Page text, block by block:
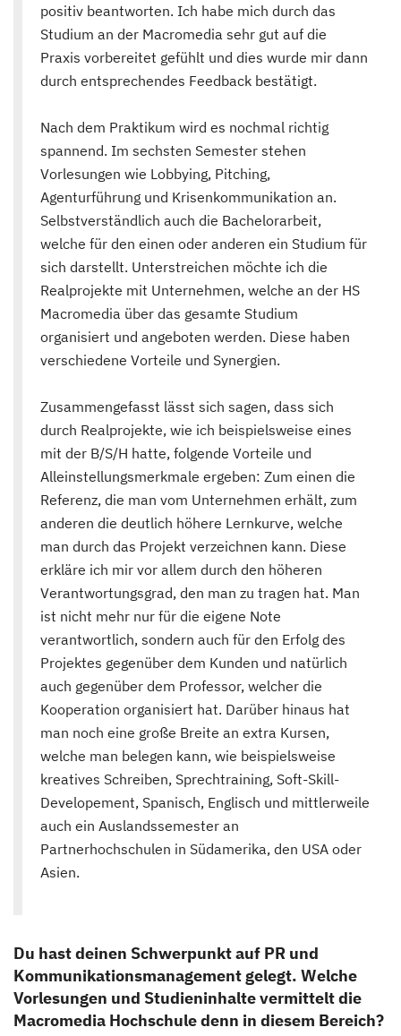
positiv beantworten. Ich habe mich durch das
Studium an der Macromedia sehr gut auf die
Praxis vorbereitet gefühlt und dies wurde mir dann
durch entsprechendes Feedback bestätigt.
Nach dem Praktikum wird es nochmal richtig
spannend. Im sechsten Semester stehen
Vorlesungen wie Lobbying, Pitching,
Agenturführung und Krisenkommunikation an.
Selbstverständlich auch die Bachelorarbeit,
welche für den einen oder anderen ein Studium für
sich darstellt. Unterstreichen möchte ich die
Realprojekte mit Unternehmen, welche an der HS
Macromedia über das gesamte Studium
organisiert und angeboten werden. Diese haben
verschiedene Vorteile und Synergien.
Zusammengefasst lässt sich sagen, dass sich
durch Realprojekte, wie ich beispielsweise eines
mit der B/S/H hatte, folgende Vorteile und
Alleinstellungsmerkmale ergeben: Zum einen die
Referenz, die man vom Unternehmen erhält, zum
anderen die deutlich höhere Lernkurve, welche
man durch das Projekt verzeichnen kann. Diese
erkläre ich mir vor allem durch den höheren
Verantwortungsgrad, den man zu tragen hat. Man
ist nicht mehr nur für die eigene Note
verantwortlich, sondern auch für den Erfolg des
Projektes gegenüber dem Kunden und natürlich
auch gegenüber dem Professor, welcher die
Kooperation organisiert hat. Darüber hinaus hat
man noch eine große Breite an extra Kursen,
welche man belegen kann, wie beispielsweise
kreatives Schreiben, Sprechtraining, Soft-Skill-
Developement, Spanisch, Englisch und mittlerweile
auch ein Auslandssemester an
Partnerhochschulen in Südamerika, den USA oder
Asien.
Du hast deinen Schwerpunkt auf PR und
Kommunikationsmanagement gelegt. Welche
Vorlesungen und Studieninhalte vermittelt die
Macromedia Hochschule denn in diesem Bereich?